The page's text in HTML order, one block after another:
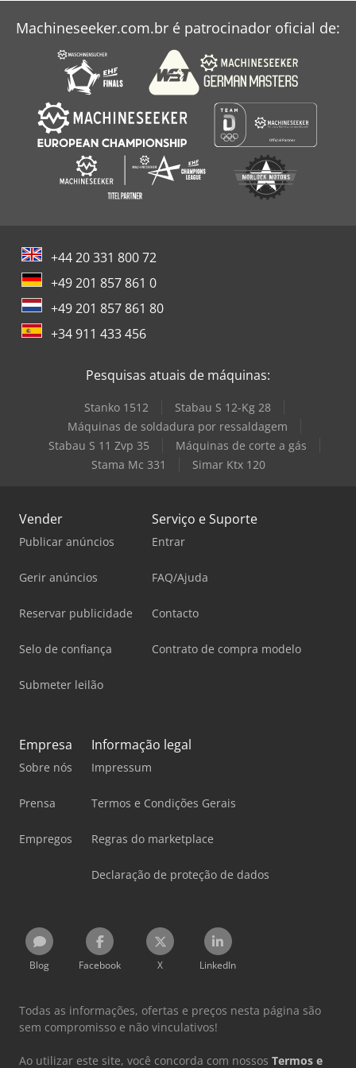
Bobcat T450
Bobcat T590
Bobcat Tl38.70Hf
Machineseeker.com.br é patrocinador oficial de:
+44 20 331 800 72
+49 201 857 861 0
+49 201 857 861 80
+34 911 433 456
Pesquisas atuais de máquinas:
Stanko 1512
Stabau S 12-Kg 28
Máquinas de soldadura por ressaldagem
Stabau S 11 Zvp 35
Máquinas de corte a gás
Stama Mc 331
Simar Ktx 120
Vender
Publicar anúncios
Gerir anúncios
Reservar publicidade
Selo de confiança
Submeter leilão
Serviço e Suporte
Entrar
FAQ/Ajuda
Contacto
Contrato de compra modelo
Empresa
Sobre nós
Prensa
Empregos
Informação legal
Impressum
Termos e Condições Gerais
Regras do marketplace
Declaração de proteção de dados
Blog Facebook X LinkedIn
Todas as informações, ofertas e preços nesta página são
sem compromisso e não vinculativos!
Ao utilizar este site, você concorda com nossos Termos e